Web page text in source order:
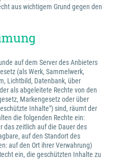
aus wichtigem Grund gegen den
auf dem Server des Anbieters
(als Werk, Sammelwerk,
Lichtbild, Datenbank, über
als abgeleitete Rechte von den
Markengesetz oder über
Inhalte") sind, räumt der
die folgenden Rechte ein:
das zeitlich auf die Dauer des
auf den Standort des
auf den Ort ihrer Verwahrung)
ein, die geschützten Inhalte zu